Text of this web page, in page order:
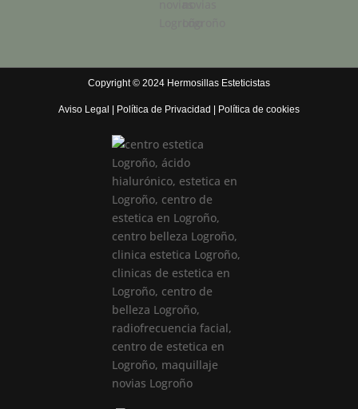
Copyright © 2024 Hermosillas Esteticistas
Aviso Legal Política de Privacidad Política de cookies